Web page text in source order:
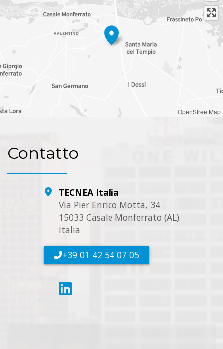
OpenStreetMap
Contatto
TECNEA Italia
Via Pier Enrico Motta, 34
15033 Casale Monferrato (AL)
Italia
+39 01 42 54 07 05